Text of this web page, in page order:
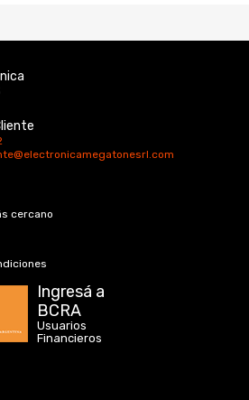
cercano
Ingresá a
BCRA
Usuarios
Financieros